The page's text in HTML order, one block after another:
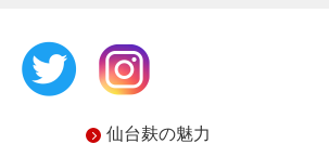
仙台麸の魅力